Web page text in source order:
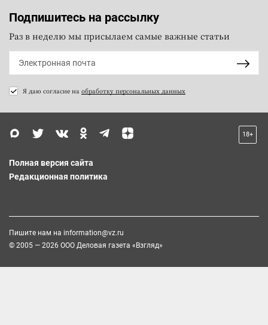
Подпишитесь на рассылку
Раз в неделю мы присылаем самые важные статьи
Я даю согласие на обработку персональных данных
18+
Полная версия сайта
Редакционная политика
Пишите нам на information@vz.ru
© 2005 — 2026 ООО Деловая газета «Взгляд»